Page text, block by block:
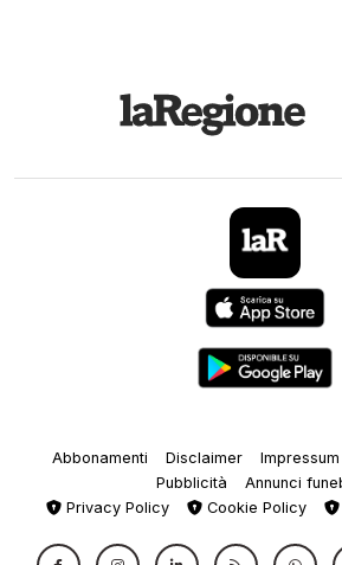
Abbonamenti Disclaimer Impressum
Pubblicità
Annunci
Privacy Policy
Cookie Policy